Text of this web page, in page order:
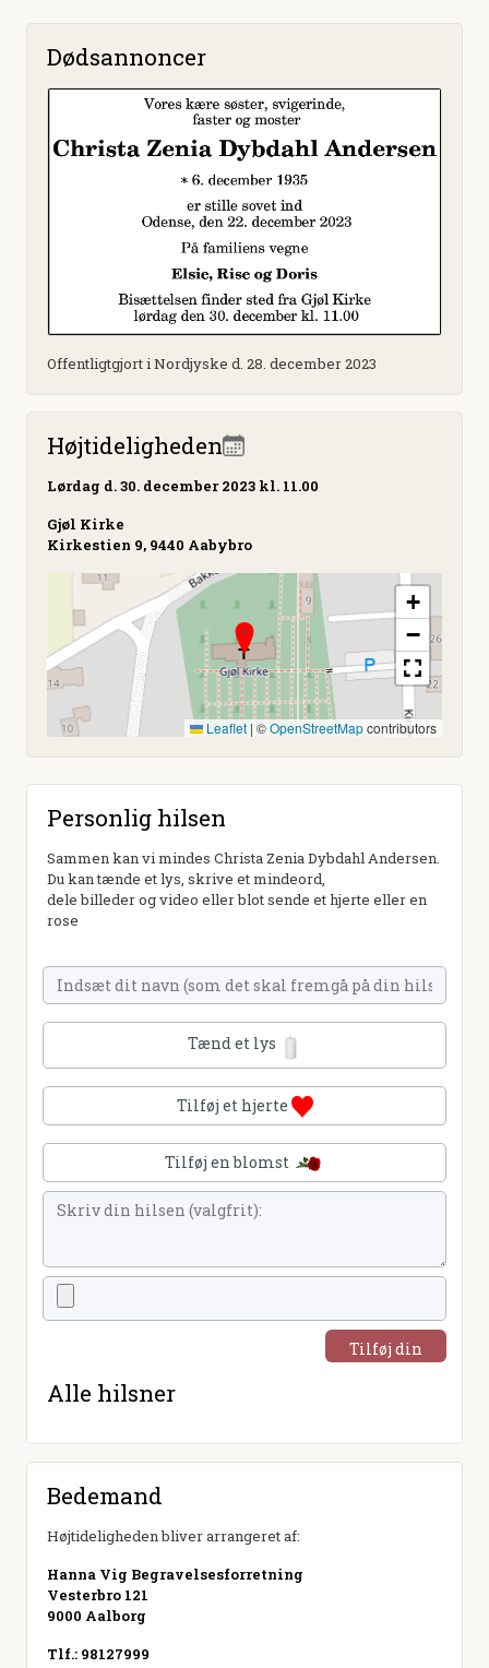
Dødsannoncer
Offentligtgjort i Nordjyske d. 28. december 2023
Højtideligheden
Lørdag d. 30. december 2023 kl. 11.00
Gjøl Kirke
Kirkestien 9, 9440 Aabybro
+
−
Leaflet | ©OpenStreetMapcontributors
Personlig hilsen
Sammen kan vi mindes Christa Zenia Dybdahl Andersen.
Du kan tænde et lys, skrive et mindeord,
dele billeder og video eller blot sende et hjerte eller en
rose
Tænd et lys
Tilføj et hjerte
Tilføj en blomst
Tilføj din
Alle hilsner
Bedemand
Højtideligheden bliver arrangeret af:
Hanna Vig Begravelsesforretning
Vesterbro 121
9000 Aalborg
Tlf.: 98127999